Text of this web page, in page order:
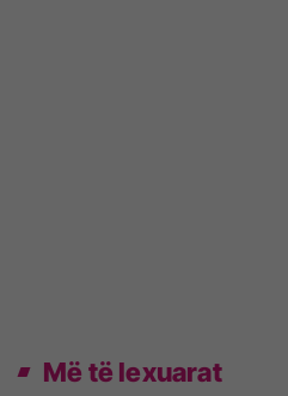
Më të lexuarat